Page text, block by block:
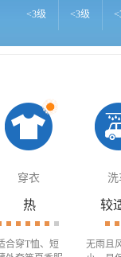
<3级 <3级
穿衣 洗
热
合穿T恤、短
较
无雨且